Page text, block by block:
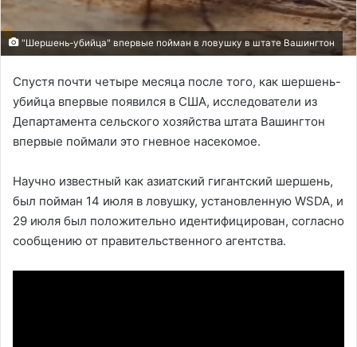
"Шершень-убийца" впервые пойман в ловушку в штате Вашингтон
Спустя почти четыре месяца после того, как шершень-
убийца впервые появился в США, исследователи из
Департамента сельского хозяйства штата Вашингтон
впервые поймали это гневное насекомое.
Научно известный как азиатский гигантский шершень,
был пойман 14 июля в ловушку, установленную WSDA, и
29 июля был положительно идентифицирован, согласно
сообщению от правительственного агентства.